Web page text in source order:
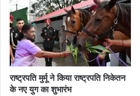
राष्ट्रपति मुर्मू ने किया राष्ट्रपति निकेतन
के नए युग का शुभारंभ